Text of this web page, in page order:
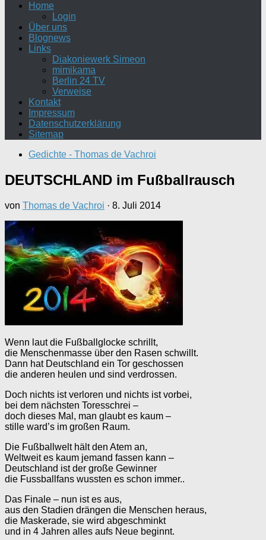
Home
Login
Über uns
Blognews
Links
Diakoniewerk Simeon
mimikama
Berlin 24 TV
Verweise
Kontakt
Impressum
Datenschutzerklärung
Sitemap
Gedichte - Thomas de Vachroi
DEUTSCHLAND im Fußballrausch
von Thomas de Vachroi · 8. Juli 2014
Wenn laut die Fußballglocke schrillt,
die Menschenmasse über den Rasen schwillt.
Dann hat Deutschland ein Tor geschossen
die anderen heulen und sind verdrossen.
Doch nichts ist verloren und nichts ist vorbei,
bei dem nächsten Toresschrei –
doch dieses Mal, man glaubt es kaum –
stille ward’s im großen Raum.
Die Fußballwelt hält den Atem an,
Weltweit es kaum jemand fassen kann –
Deutschland ist der große Gewinner
die Fussballfans wussten es schon immer..
Das Finale – nun ist es aus,
aus den Stadien drängen die Menschen heraus,
die Maskerade, sie wird abgeschminkt
und in 4 Jahren alles aufs Neue beginnt.